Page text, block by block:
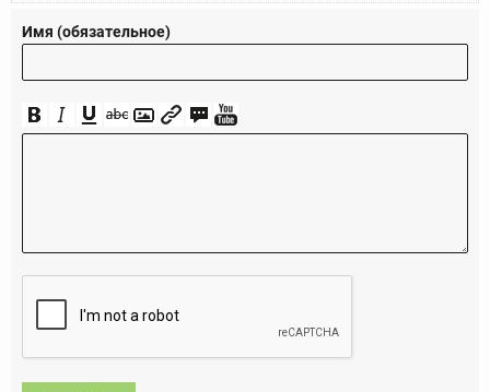
Имя (обязательное)